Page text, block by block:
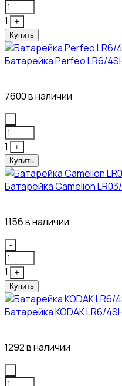
1
+
Купить
Батарейка Perfeo LR6/
7600 в наличии
Quantity
-
1
+
Купить
Батарейка Camelion
1156 в наличии
Quantity
-
1
+
Купить
Батарейка KODAK LR6/
1292 в наличии
Quantity
-